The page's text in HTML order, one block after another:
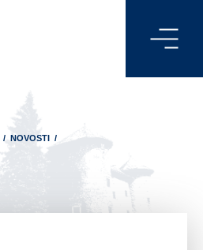
/ NOVOSTI /